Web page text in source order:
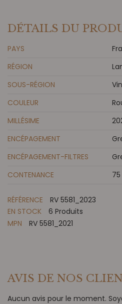
DÉTAILS DU
PAYS
RÉGION
SOUS-RÉGION
COULEUR
MILLÉSIME
ENCÉPAGEMENT
ENCÉPAGEMENT-FILTRES
CONTENANCE
RÉFÉRENCE
RV 5581_2023
EN STOCK
6 Produits
MPN
RV 5581_2021
AVIS DE NOS
Aucun avis pour le moment.